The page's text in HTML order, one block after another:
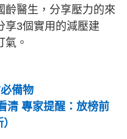
齡醫生，分享壓力的來
享3個實用的減壓建
氣。
備物
清 專家提醒：放榜前